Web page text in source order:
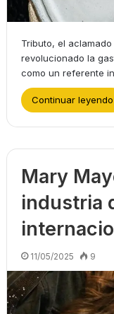
Tributo, el
revolucionado la
como un referente
Continuar leyendo
Mary
industria
11/05/2025 9